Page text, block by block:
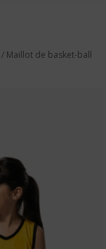
/ Maillot de basket-ball